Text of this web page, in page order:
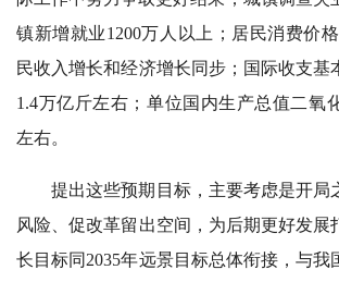
镇新增就业1200万人以上；居民消费价
民收入增长和经济增长同步；国际收支基
1.4万亿斤左右；单位国内生产总值二氧
左右。
提出这些预期目标，主要考虑是开局
风险、促改革留出空间，为后期更好发展
长目标同2035年远景目标总体衔接，与我